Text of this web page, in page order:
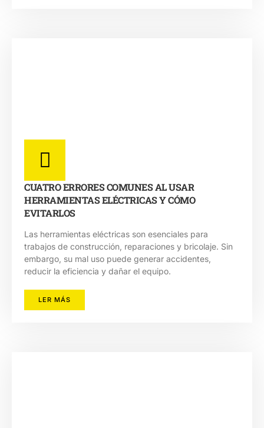
CUATRO ERRORES COMUNES AL USAR
HERRAMIENTAS ELÉCTRICAS Y CÓMO
EVITARLOS
Las herramientas eléctricas son esenciales para
trabajos de construcción, reparaciones y bricolaje. Sin
embargo, su mal uso puede generar accidentes,
reducir la eficiencia y dañar el equipo.
LER MÁS